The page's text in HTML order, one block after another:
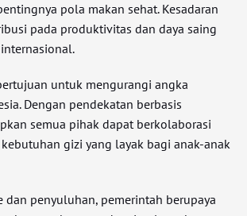
pola makan sehat. Kesadaran
pada produktivitas dan daya saing
untuk mengurangi angka
Dengan pendekatan berbasis
semua pihak dapat berkolaborasi
gizi yang layak bagi anak-anak
dan penyuluhan, pemerintah berupaya